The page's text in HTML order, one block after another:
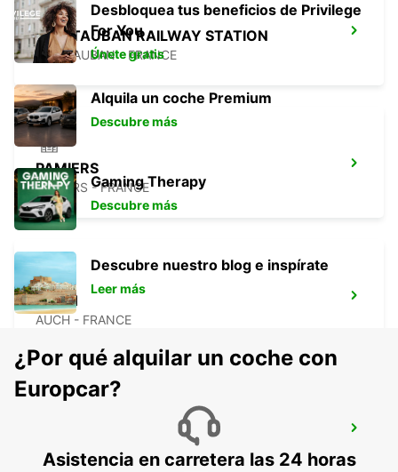
MONTAUBAN RAILWAY STATION
MONTAUBAN - FRANCE
PAMIERS
PAMIERS - FRANCE
AUCH
AUCH - FRANCE
PUYGONZON - FRANCE
Desbloquea tus beneficios de Privilege
For You
Únete gratis
Alquila un coche Premium
Descubre más
Gaming Therapy
Descubre más
Descubre nuestro blog e inspírate
Leer más
¿Por qué alquilar un coche con
Europcar?
Asistencia en carretera las 24 horas